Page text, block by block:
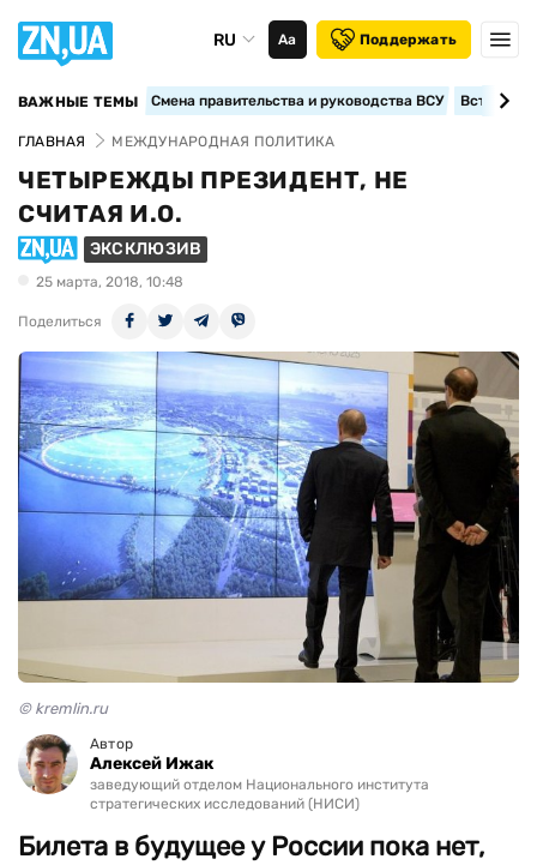
RU Аа Поддержать
ВАЖНЫЕ ТЕМЫ Смена правительства и руководства ВСУ
ГЛАВНАЯ МЕЖДУНАРОДНАЯ ПОЛИТИКА
ЧЕТЫРЕЖДЫ ПРЕЗИДЕНТ, НЕ
СЧИТАЯ И.О.
ЭКСКЛЮЗИВ
25 марта, 2018, 10:48
Поделиться
© kremlin.ru
Автор
Алексей Ижак
заведующий отделом Национального института
стратегических исследований (НИСИ)
Билета в будущее у России пока нет,